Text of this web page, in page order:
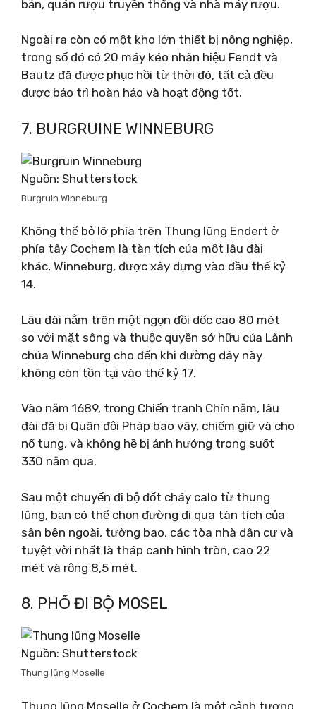
bản, quán rượu truyền thống và nhà máy rượu.
Ngoài ra còn có một kho lớn thiết bị nông nghiệp,
trong số đó có 20 máy kéo nhãn hiệu Fendt và
Bautz đã được phục hồi từ thời đó, tất cả đều
được bảo trì hoàn hảo và hoạt động tốt.
7. BURGRUINE WINNEBURG
Nguồn: Shutterstock
Burgruin Winneburg
Không thể bỏ lỡ phía trên Thung lũng Endert ở
phía tây Cochem là tàn tích của một lâu đài
khác, Winneburg, được xây dựng vào đầu thế kỷ
14.
Lâu đài nằm trên một ngọn đồi dốc cao 80 mét
so với mặt sông và thuộc quyền sở hữu của Lãnh
chúa Winneburg cho đến khi đường dây này
không còn tồn tại vào thế kỷ 17.
Vào năm 1689, trong Chiến tranh Chín năm, lâu
đài đã bị Quân đội Pháp bao vây, chiếm giữ và cho
nổ tung, và không hề bị ảnh hưởng trong suốt
330 năm qua.
Sau một chuyến đi bộ đốt cháy calo từ thung
lũng, bạn có thể chọn đường đi qua tàn tích của
sân bên ngoài, tường bao, các tòa nhà dân cư và
tuyệt vời nhất là tháp canh hình tròn, cao 22
mét và rộng 8,5 mét.
8. PHỐ ĐI BỘ MOSEL
Nguồn: Shutterstock
Thung lũng Moselle
Thung lũng Moselle ở Cochem là một cảnh tượng